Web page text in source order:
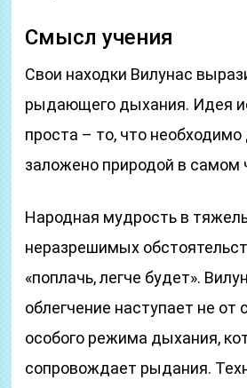
Смысл учения
Свои находки Вилунас
рыдающего дыхания. Идея
проста – то, что необходимо
заложено природой в самом
Народная мудрость в
неразрешимых
«поплачь, легче будет».
облегчение наступает не от
особого режима дыхания,
сопровождает рыдания.